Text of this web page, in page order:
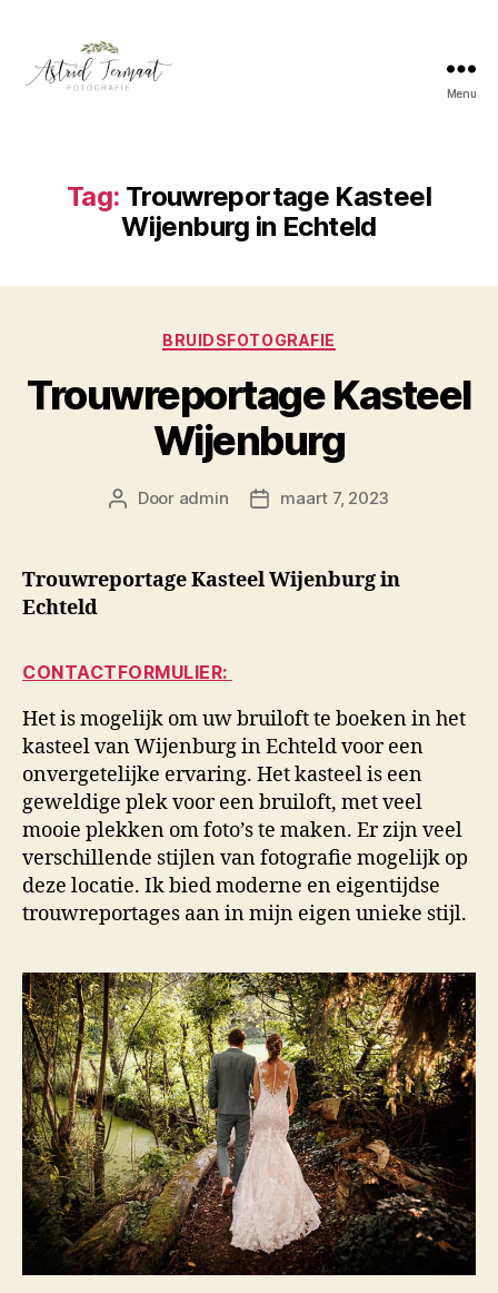
Menu
Tag: Trouwreportage Kasteel
Wijenburg in Echteld
Categorieën
BRUIDSFOTOGRAFIE
Trouwreportage Kasteel
Wijenburg
Berichtauteur
Door admin Berichtdatum
maart 7, 2023
Trouwreportage Kasteel Wijenburg in
Echteld
CONTACTFORMULIER:
Het is mogelijk om uw bruiloft te boeken in het
kasteel van Wijenburg in Echteld voor een
onvergetelijke ervaring. Het kasteel is een
geweldige plek voor een bruiloft, met veel
mooie plekken om foto’s te maken. Er zijn veel
verschillende stijlen van fotografie mogelijk op
deze locatie. Ik bied moderne en eigentijdse
trouwreportages aan in mijn eigen unieke stijl.